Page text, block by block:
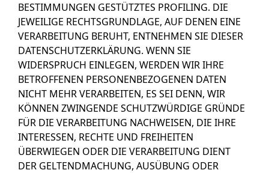
BESTIMMUNGEN GESTÜTZTES PROFILING. DIE
JEWEILIGE RECHTSGRUNDLAGE, AUF DENEN EINE
VERARBEITUNG BERUHT, ENTNEHMEN SIE DIESER
DATENSCHUTZERKLÄRUNG. WENN SIE
WIDERSPRUCH EINLEGEN, WERDEN WIR IHRE
BETROFFENEN PERSONENBEZOGENEN DATEN
NICHT MEHR VERARBEITEN, ES SEI DENN, WIR
KÖNNEN ZWINGENDE SCHUTZWÜRDIGE GRÜNDE
FÜR DIE VERARBEITUNG NACHWEISEN, DIE IHRE
INTERESSEN, RECHTE UND FREIHEITEN
ÜBERWIEGEN ODER DIE VERARBEITUNG DIENT
DER GELTENDMACHUNG, AUSÜBUNG ODER